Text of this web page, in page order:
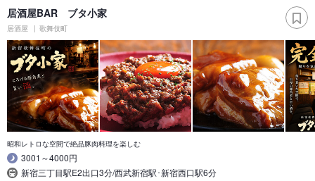
居酒屋BAR ブタ小家
居酒屋 歌舞伎町
昭和レトロな空間で絶品豚肉料理を楽しむ
3001～4000円
新宿三丁目駅E2出口3分/西武新宿駅･新宿西口駅6分